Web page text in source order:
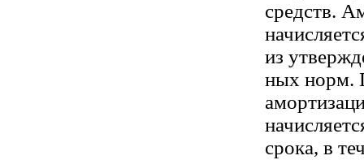
средств.
из
ных норм.
срока, в